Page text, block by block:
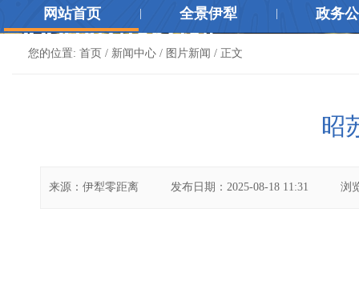
网站首页 全景伊犁 政务
您的位置: 首页 / 新闻中心 / 图片新闻 / 正文
昭
来源： 伊犁零距离 发布日期： 2025-08-18 11:31 浏